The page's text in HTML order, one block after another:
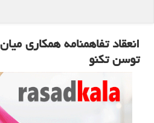
انعقاد تفاهمنامه همكاری
توسن تكنو